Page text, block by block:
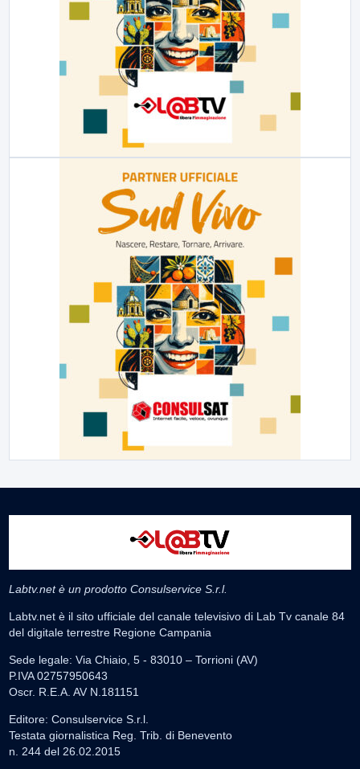
Labtv.net è un prodotto Consulservice S.r.l.
Labtv.net è il sito ufficiale del canale televisivo di Lab Tv canale 84
del digitale terrestre Regione Campania
Sede legale: Via Chiaio, 5 - 83010 – Torrioni (AV)
P.IVA 02757950643
Oscr. R.E.A. AV N.181151
Editore: Consulservice S.r.l.
Testata giornalistica Reg. Trib. di Benevento
n. 244 del 26.02.2015